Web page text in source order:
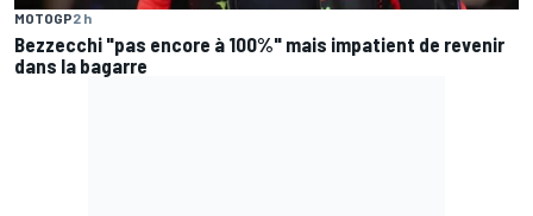
MOTOGP2 h
Bezzecchi "pas encore à 100%" mais impatient de revenir
dans la bagarre